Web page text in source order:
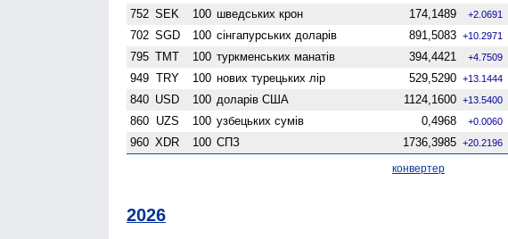
752 SEK 100 шведських крон 174,1489 +2.0691
702 SGD 100 сінгапурських доларів 891,5083 +10.2971
795 TMT 100 туркменських манатів 394,4421 +4.7509
949 TRY 100 нових турецьких лір 529,5290 +13.1444
840 USD 100 доларів США 1124,1600 +13.5400
860 UZS 100 узбецьких сумів 0,4968 +0.0060
960 XDR 100 СПЗ 1736,3985 +20.2196
конвертер
2026